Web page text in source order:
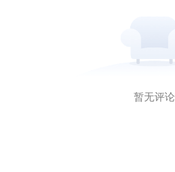
暂无评论